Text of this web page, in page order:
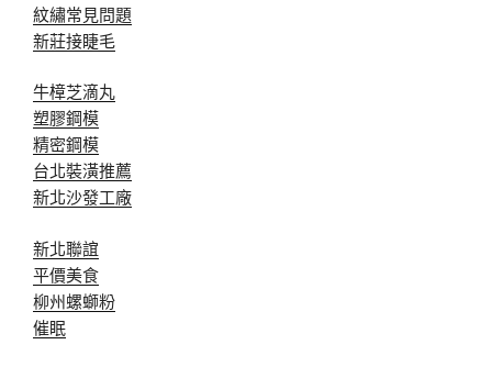
紋繡常見問題
新莊接睫毛
牛樟芝滴丸
塑膠鋼模
精密鋼模
台北裝潢推薦
新北沙發工廠
新北聯誼
平價美食
柳州螺螄粉
催眠